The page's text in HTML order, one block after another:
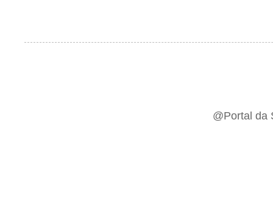
@Portal da